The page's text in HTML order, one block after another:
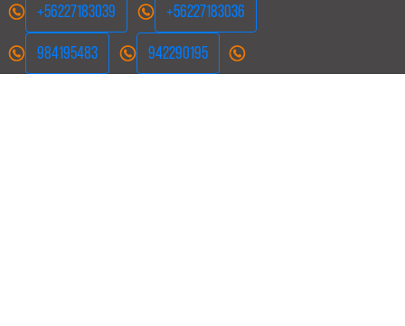
+56227183039 +56227183036
984195483 942290195